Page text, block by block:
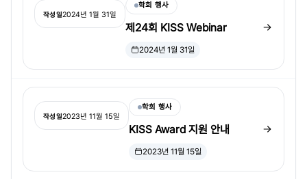
작성일2024년 1월 31일
학회 행사
제24회 KISS Webinar
2024년 1월 31일
작성일2023년 11월 15일
학회 행사
KISS Award 지원 안내
2023년 11월 15일